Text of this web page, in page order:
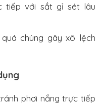
tiếp với sắt gỉ sét lâu
chùng gây xô lệch
phơi nắng trực tiếp